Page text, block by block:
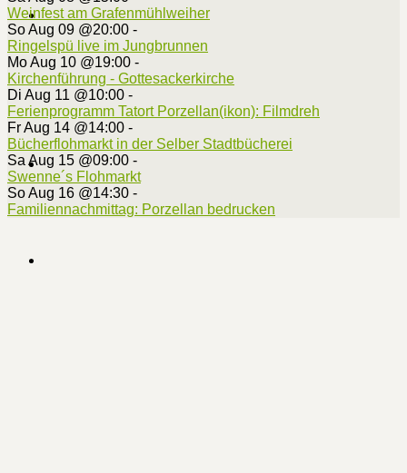
Weinfest am Grafenmühlweiher
So Aug 09 @20:00 -
Ringelspü live im Jungbrunnen
Mo Aug 10 @19:00 -
Kirchenführung - Gottesackerkirche
Di Aug 11 @10:00 -
Ferienprogramm Tatort Porzellan(ikon): Filmdreh
Fr Aug 14 @14:00 -
Bücherflohmarkt in der Selber Stadtbücherei
Sa Aug 15 @09:00 -
Swenne´s Flohmarkt
So Aug 16 @14:30 -
Familiennachmittag: Porzellan bedrucken